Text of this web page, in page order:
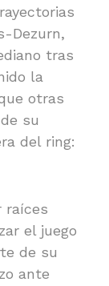
Dezurn,
tras
la
otras
su
del ring:
raíces
el juego
de su
ante